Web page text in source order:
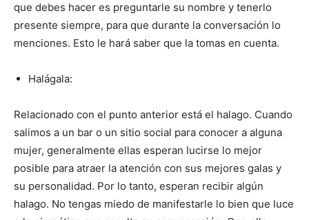
que debes hacer es preguntarle su nombre y tenerlo
presente siempre, para que durante la conversación lo
menciones. Esto le hará saber que la tomas en cuenta.
Halágala:
Relacionado con el punto anterior está el halago. Cuando
salimos a un bar o un sitio social para conocer a alguna
mujer, generalmente ellas esperan lucirse lo mejor
posible para atraer la atención con sus mejores galas y
su personalidad. Por lo tanto, esperan recibir algún
halago. No tengas miedo de manifestarle lo bien que luce